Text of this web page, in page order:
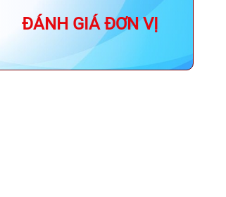
ĐÁNH GIÁ ĐƠN VỊ